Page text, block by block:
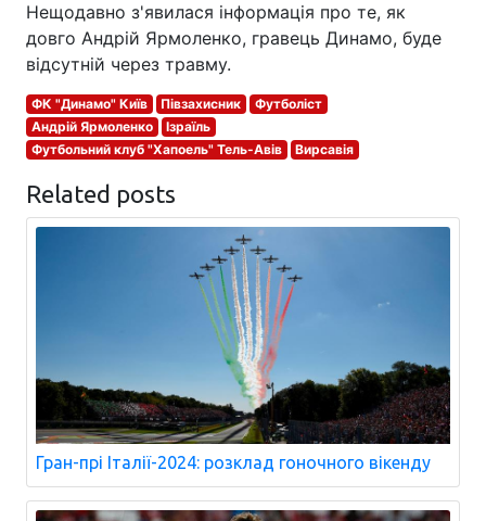
Нещодавно з'явилася інформація про те, як
довго Андрій Ярмоленко, гравець Динамо, буде
відсутній через травму.
ФК "Динамо" Київ Півзахисник
Футболіст
Андрій Ярмоленко
Ізраїль
Футбольний клуб "Хапоель" Тель-Авів
Вирсавія
Related posts
Гран-прі Італії-2024: розклад гоночного вікенду